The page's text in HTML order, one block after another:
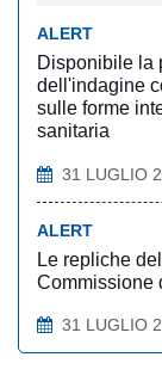
ALERT
Disponibile la
dell'indagine
sulle forme
sanitaria
31 LUGLIO
ALERT
Le repliche
Commissione
31 LUGLIO